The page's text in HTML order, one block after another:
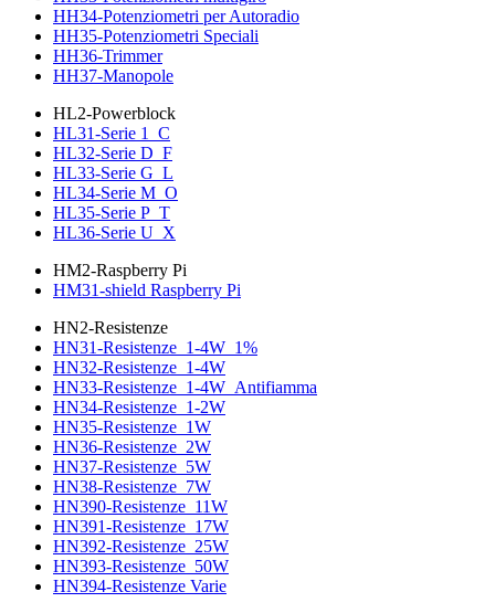
HH34-Potenziometri per Autoradio
HH35-Potenziometri Speciali
HH36-Trimmer
HH37-Manopole
HL2-Powerblock
HL31-Serie 1_C
HL32-Serie D_F
HL33-Serie G_L
HL34-Serie M_O
HL35-Serie P_T
HL36-Serie U_X
HM2-Raspberry Pi
HM31-shield Raspberry Pi
HN2-Resistenze
HN31-Resistenze_1-4W_1%
HN32-Resistenze_1-4W
HN33-Resistenze_1-4W_Antifiamma
HN34-Resistenze_1-2W
HN35-Resistenze_1W
HN36-Resistenze_2W
HN37-Resistenze_5W
HN38-Resistenze_7W
HN390-Resistenze_11W
HN391-Resistenze_17W
HN392-Resistenze_25W
HN393-Resistenze_50W
HN394-Resistenze Varie